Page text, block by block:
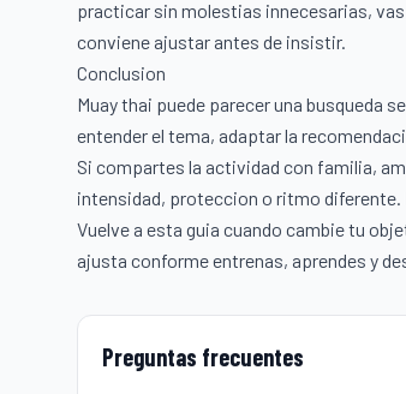
practicar sin molestias innecesarias,
conviene ajustar antes de insistir.
Conclusion
Muay thai puede parecer una busqueda
entender el tema, adaptar la
Si compartes la actividad con familia,
intensidad, proteccion o ritmo diferente.
Vuelve a esta guia cuando cambie tu
ajusta conforme entrenas, aprendes y
Preguntas frecuentes